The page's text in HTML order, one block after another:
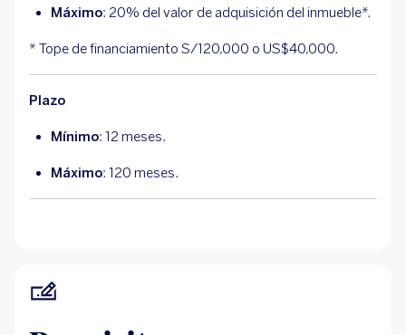
Máximo: 20% del valor de adquisición del inmueble*.
* Tope de financiamiento S/120,000 o US$40,000.
Plazo
Mínimo: 12 meses.
Máximo: 120 meses.